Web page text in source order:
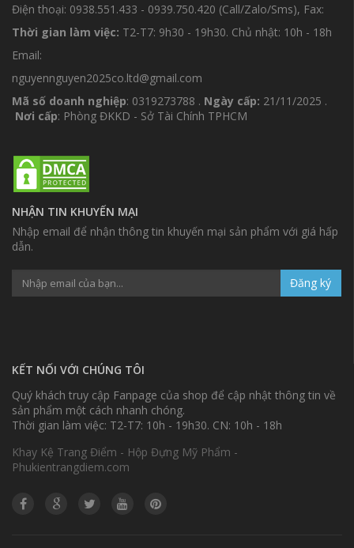
Điện thoại: 0938.551.433 - 0939.750.420 (Call/Zalo/Sms), Fax:
Thời gian làm việc: T2-T7: 9h30 - 19h30. Chủ nhật: 10h - 18h
Email:
nguyennguyen2025co.ltd@gmail.com
Mã số doanh nghiệp: 0319273788 . Ngày cấp: 21/11/2025 .
Nơi cấp: Phòng ĐKKD - Sở Tài Chính TPHCM
NHẬN TIN KHUYẾN MẠI
Nhập email để nhận thông tin khuyến mại sản phẩm với giá hấp
dẫn.
Đăng ký
KẾT NỐI VỚI CHÚNG TÔI
Quý khách truy cập Fanpage của shop để cập nhật thông tin về
sản phẩm một cách nhanh chóng.
Thời gian làm việc: T2-T7: 10h - 19h30. CN: 10h - 18h
Khay Kệ Trang Điểm - Hộp Đựng Mỹ Phẩm -
Phukientrangdiem.com